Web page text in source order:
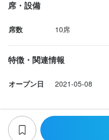
席・設備
席数 10席
特徴・関連情報
オープン日 2021-05-08